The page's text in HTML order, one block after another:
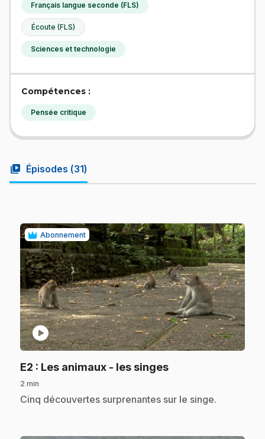
Français langue seconde (FLS)
Écoute (FLS)
Sciences et technologie
Compétences :
Pensée critique
video_library Épisodes (31)
Abonnement
play_circle
E2 : Les animaux - les singes.
2 min
.Cinq découvertes surprenantes sur le singe.